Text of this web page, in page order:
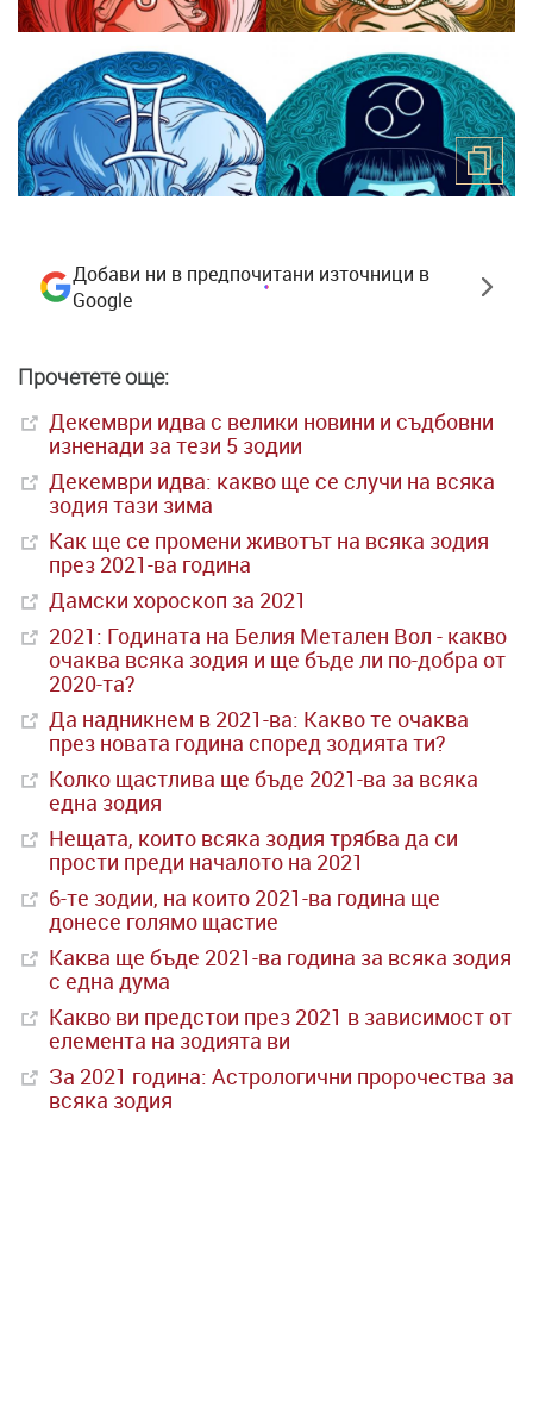
Добави ни в предпочитани източници в
Google
Прочетете още:
Декември идва с велики новини и съдбовни
изненади за тези 5 зодии
Декември идва: какво ще се случи на всяка
зодия тази зима
Как ще се промени животът на всяка зодия
през 2021-ва година
Дамски хороскоп за 2021
2021: Годината на Белия Метален Вол - какво
очаква всяка зодия и ще бъде ли по-добра от
2020-та?
Да надникнем в 2021-ва: Какво те очаква
през новата година според зодията ти?
Колко щастлива ще бъде 2021-ва за всяка
една зодия
Нещата, които всяка зодия трябва да си
прости преди началото на 2021
6-те зодии, на които 2021-ва година ще
донесе голямо щастие
Каква ще бъде 2021-ва година за всяка зодия
с една дума
Какво ви предстои през 2021 в зависимост от
елемента на зодията ви
За 2021 година: Астрологични пророчества за
всяка зодия